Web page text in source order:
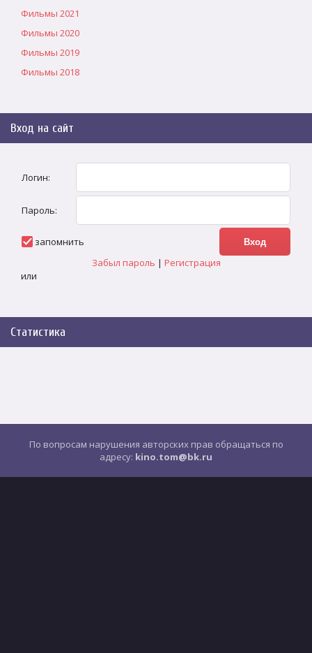
Фильмы 2021
Фильмы 2020
Фильмы 2019
Фильмы 2018
Вход на сайт
Логин:
Пароль:
запомнить
Забыл пароль | Регистрация
или
Статистика
По вопросам нарушения авторских прав обращаться по
адресу: kino.tom@bk.ru